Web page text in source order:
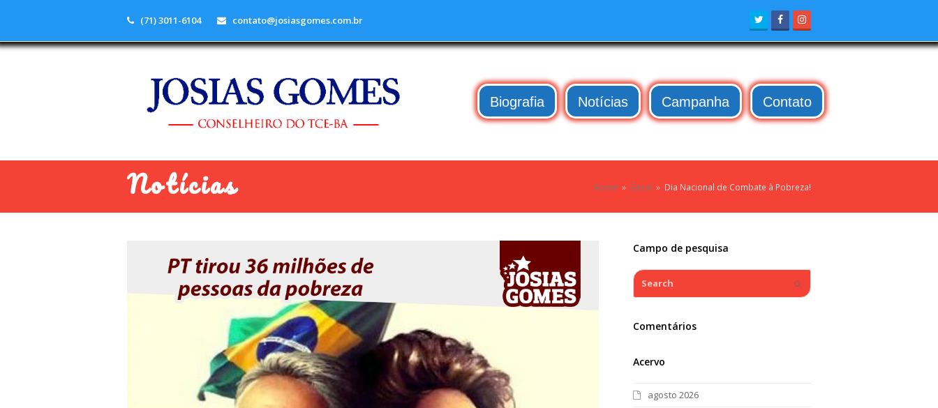
(71) 3011-6104 contato@josiasgomes.com.br TwitterFacebook
Biografia Notícias Campanha Contato
Notícias Home » Geral » Dia Nacional de Combate à Pobreza!
Campo de pesquisa
Search
Comentários
Acervo
agosto 2026